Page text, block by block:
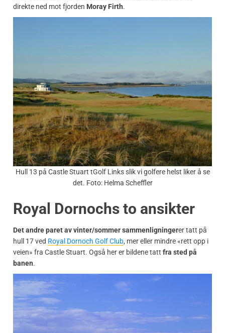
direkte ned mot fjorden Moray Firth.
Hull 13 på Castle Stuart tGolf Links slik vi golfere helst liker å se
det. Foto: Helma Scheffler
Royal Dornochs to ansikter
Det andre paret av vinter/sommer sammenligningerer tatt på
hull 17 ved Royal Dornoch Golf Club, mer eller mindre «rett opp i
veien» fra Castle Stuart. Også her er bildene tatt fra sted på
banen.